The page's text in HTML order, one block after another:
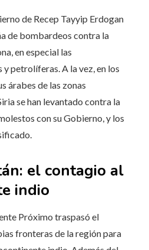
de Recep Tayyip Erdogan
de bombardeos contra la
en especial las
petrolíferas. A la vez, en los
árabes de las zonas
se han levantado contra la
con su Gobierno, y los
el contagio al
indio
Próximo traspasó el
fronteras de la región para